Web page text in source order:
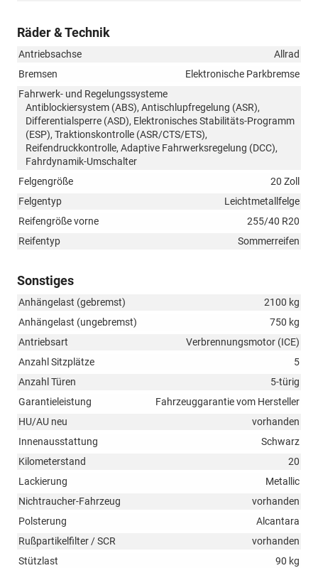
Räder & Technik
Antriebsachse
Allrad
Bremsen
Elektronische Parkbremse
Fahrwerk- und Regelungssysteme
Antiblockiersystem (ABS), Antischlupfregelung (ASR),
Differentialsperre (ASD), Elektronisches Stabilitäts-Programm
(ESP), Traktionskontrolle (ASR/CTS/ETS),
Reifendruckkontrolle, Adaptive Fahrwerksregelung (DCC),
Fahrdynamik-Umschalter
Felgengröße
20 Zoll
Felgentyp
Leichtmetallfelge
Reifengröße vorne
255/40 R20
Reifentyp
Sommerreifen
Sonstiges
Anhängelast (gebremst)
2100 kg
Anhängelast (ungebremst)
750 kg
Antriebsart
Verbrennungsmotor (ICE)
Anzahl Sitzplätze
5
Anzahl Türen
5-türig
Garantieleistung
Fahrzeuggarantie vom Hersteller
HU/AU neu
vorhanden
Innenausstattung
Schwarz
Kilometerstand
20
Lackierung
Metallic
Nichtraucher-Fahrzeug
vorhanden
Polsterung
Alcantara
Rußpartikelfilter / SCR
vorhanden
Stützlast
90 kg